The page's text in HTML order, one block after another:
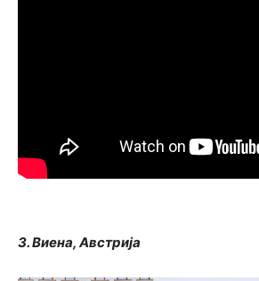
3. Виена, Австрија